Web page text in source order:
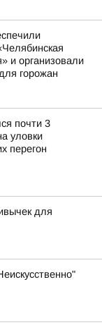
и организовали
горожан
почти 3
уловки
перегон
для